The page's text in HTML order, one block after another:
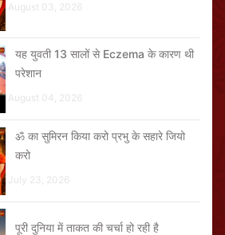
August 03, 2026
यह युवती 13 सालों से Eczema के कारण थी
परेशान
August 04, 2026
ॐ का सुमिरन किया करो प्रभु के सहारे जियो
करो
July 23, 2026
पूरी दुनिया में ताकत की चर्चा हो रही है